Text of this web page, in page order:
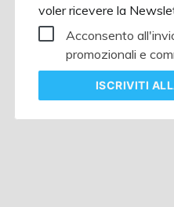
voler ricevere la
Acconsento
promozionali e
ISCRIVITI